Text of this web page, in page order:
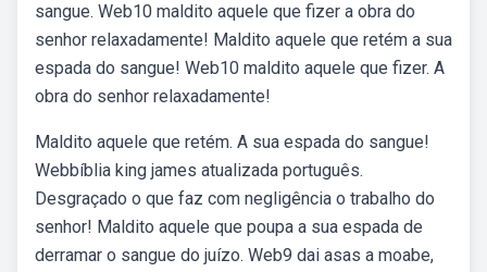
sangue. Web10 maldito aquele que fizer a obra do
senhor relaxadamente! Maldito aquele que retém a sua
espada do sangue! Web10 maldito aquele que fizer. A
obra do senhor relaxadamente!
Maldito aquele que retém. A sua espada do sangue!
Webbíblia king james atualizada português.
Desgraçado o que faz com negligência o trabalho do
senhor! Maldito aquele que poupa a sua espada de
derramar o sangue do juízo. Web9 dai asas a moabe,